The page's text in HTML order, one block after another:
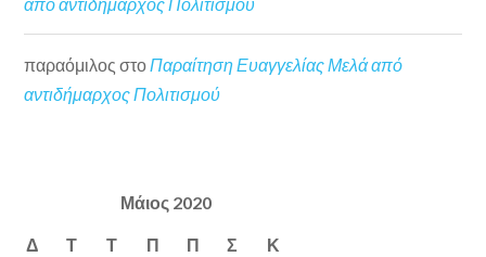
από αντιδήμαρχος Πολιτισμού
παραόμιλος στο Παραίτηση Ευαγγελίας Μελά από
αντιδήμαρχος Πολιτισμού
Μάιος 2020
Δ Τ Τ Π Π Σ Κ